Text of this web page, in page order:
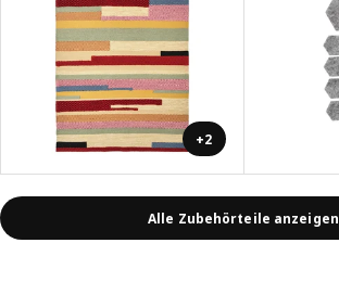
+2
Alle Zubehörteile anzeigen